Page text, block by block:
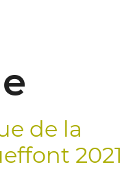
de la
2021